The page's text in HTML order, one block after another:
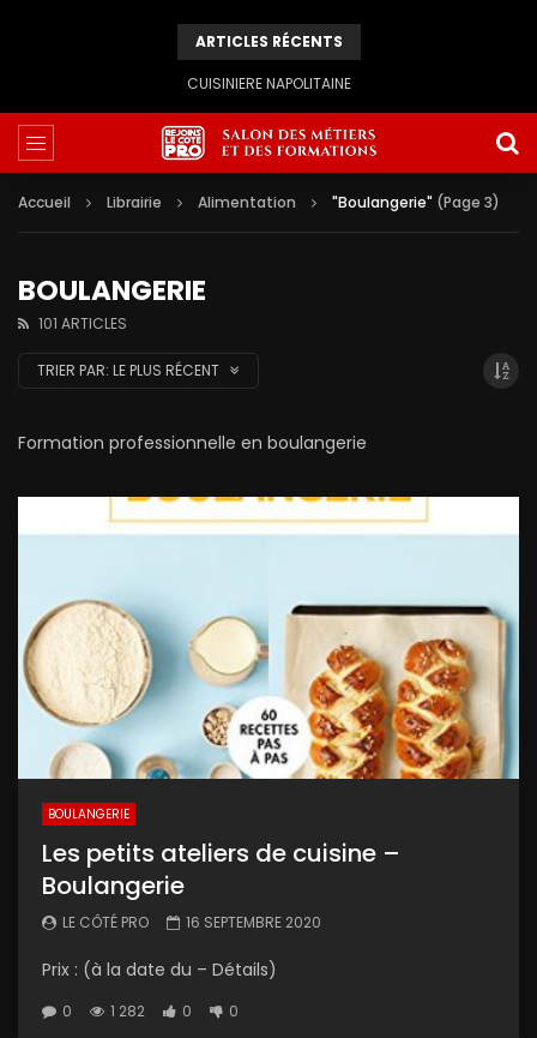
ARTICLES RÉCENTS
CUISINIERE NAPOLITAINE
Accueil Librairie Alimentation "Boulangerie" (Page 3)
BOULANGERIE
101 ARTICLES
TRIER PAR: LE PLUS RÉCENT
Formation professionnelle en boulangerie
BOULANGERIE
Les petits ateliers de cuisine –
Boulangerie
LE CÔTÉ PRO 16 SEPTEMBRE 2020
Prix : (à la date du – Détails)
0 1 282 0 0